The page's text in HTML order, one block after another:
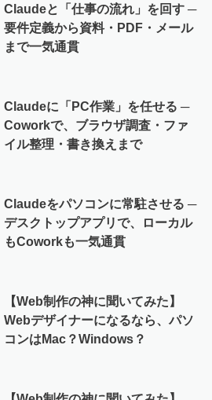
Claudeと「仕事の流れ」を回す ─
要件定義から資料・PDF・メール
まで一気通貫
Claudeに「PC作業」を任せる ─
Coworkで、ブラウザ調査・ファ
イル整理・書き換えまで
Claudeをパソコンに常駐させる ─
デスクトップアプリで、ローカル
もCoworkも一気通貫
【Web制作の神に聞いてみた】
Webデザイナーになるなら、パソ
コンはMac？Windows？